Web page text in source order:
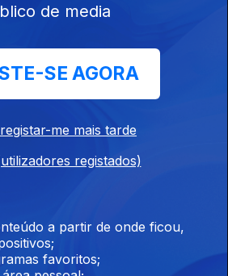
Ep. 5
Monte
Ep. 4 07 fev. 2017
de media
SE AGORA
me mais tarde
registados)
a partir de onde ficou,
favoritos;